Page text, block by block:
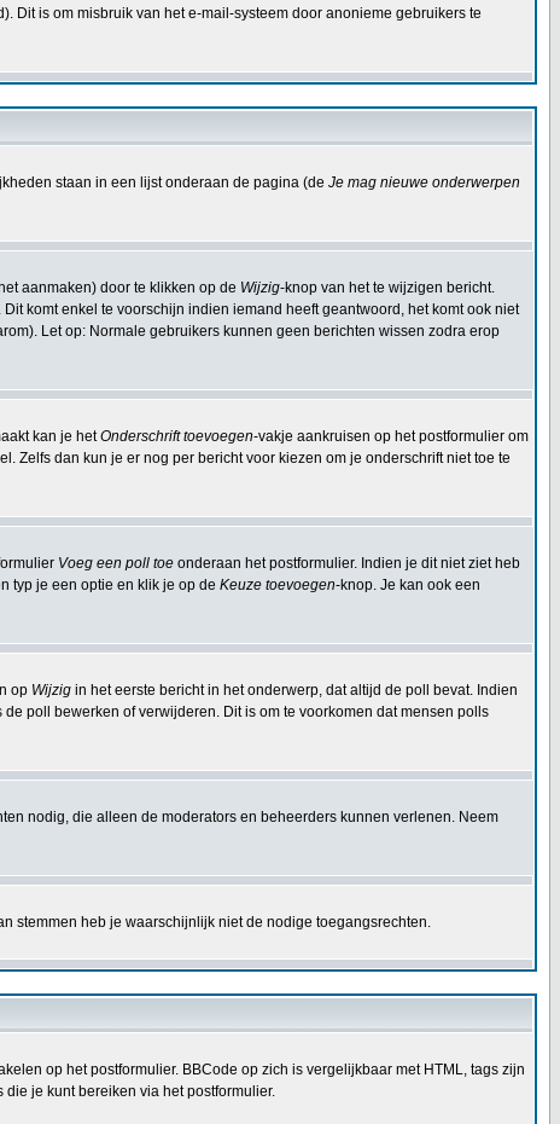
Dit is om misbruik van het e-mail-systeem door anonieme gebruikers te
staan in een lijst onderaan de pagina (de Je mag nieuwe onderwerpen
aanmaken) door te klikken op de Wijzig-knop van het te wijzigen bericht.
komt enkel te voorschijn indien iemand heeft geantwoord, het komt ook niet
Let op: Normale gebruikers kunnen geen berichten wissen zodra erop
kan je hetOnderschrift toevoegen-vakje aankruisen op het postformulier om
Zelfs dan kun je er nog per bericht voor kiezen om je onderschrift niet toe te
Voeg een poll toe onderaan het postformulier. Indien je dit niet ziet heb
typ je een optie en klik je op de Keuze toevoegen-knop. Je kan ook een
op Wijzig in het eerste bericht in het onderwerp, dat altijd de poll bevat. Indien
poll bewerken of verwijderen. Dit is om te voorkomen dat mensen polls
nodig, die alleen de moderators en beheerders kunnen verlenen. Neem
stemmen heb je waarschijnlijk niet de nodige toegangsrechten.
op het postformulier. BBCode op zich is vergelijkbaar met HTML, tags zijn
je kunt bereiken via het postformulier.